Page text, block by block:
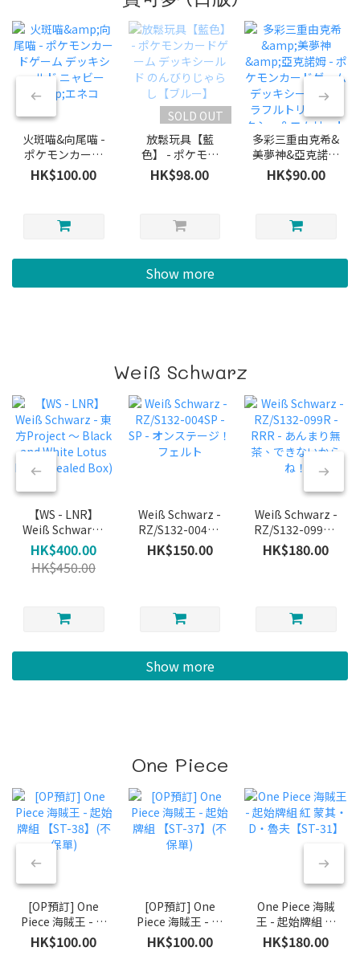
火斑喵&向尾喵 -
ポケモンカード
ゲーム デッキシ
ールド ニャビー
HK$100.00
SOLD OUT
放鬆玩具【藍
色】 - ポケモン
カードゲーム デ
ッキシールド の
HK$98.00
多彩三重由克希&
美夢神&亞克諾姆
- ポケモンカード
ゲーム デッキシ
ー＆エムリット
HK$90.00
Show more
Weiß Schwarz
【WS - LNR】
Weiß Schwarz -
東方Project ～
Black and White
Lotus Land.
HK$400.00
HK$450.00
Weiß Schwarz -
RZ/S132-004SP
- SP - オンステー
ジ！ フェルト
HK$150.00
Weiß Schwarz -
RZ/S132-099R -
RRR - あんまり
無茶、できない
HK$180.00
Show more
One Piece
[OP預訂] One
Piece 海賊王 - 起
始牌組 【ST-
38】(不保單)
HK$100.00
[OP預訂] One
Piece 海賊王 - 起
始牌組 【ST-
37】(不保單)
HK$100.00
One Piece 海賊
王 - 起始牌組 紅
蒙其・D・魯夫
【ST-31】
HK$180.00